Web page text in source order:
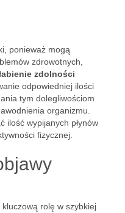
ponieważ mogą
zdrowotnych,
zdolności
odpowiedniej ilości
tym dolegliwościom
organizmu.
ilość wypijanych płynów
fizycznej.
rolę w szybkiej